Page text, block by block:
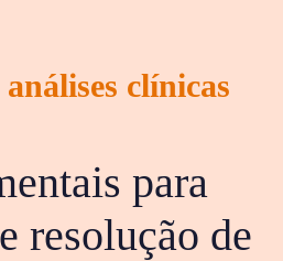
clínicas
para
resolução de